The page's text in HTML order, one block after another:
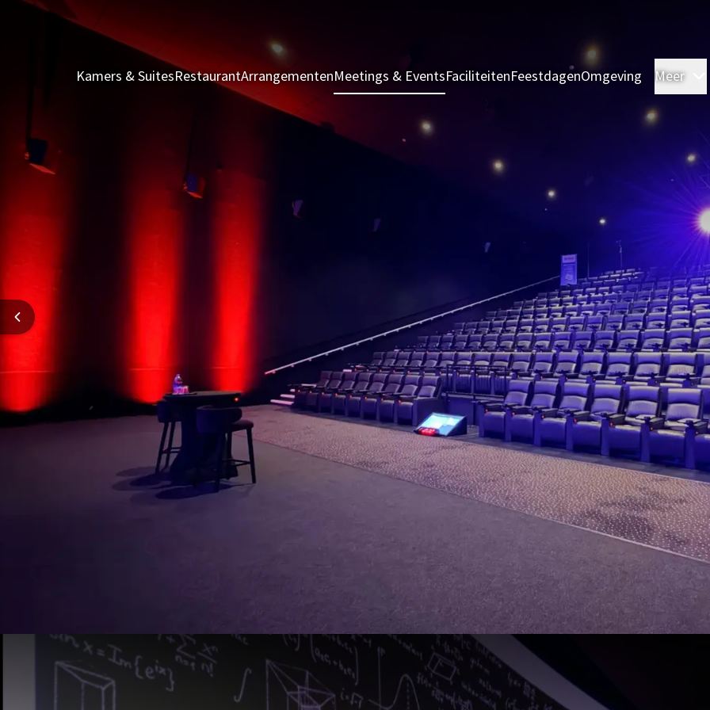
Kamers & SuitesRestaurantArrangementenMeetings & EventsFaciliteitenFeestdagenOmgeving Meer
Congreszaal 6